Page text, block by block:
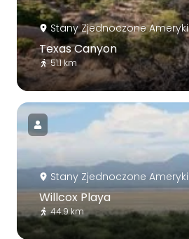
Stany Zjednoczone Ameryki
Texas Canyon
51.1 km
Stany Zjednoczone Ameryki
Willcox Playa
44.9 km